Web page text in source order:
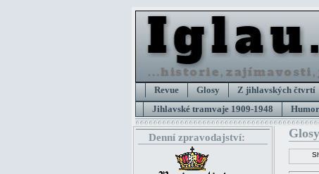
Revue Glosy Z jihlavských čtvrtí
Jihlavské tramvaje 1909-1948
Denní zpravodajství: